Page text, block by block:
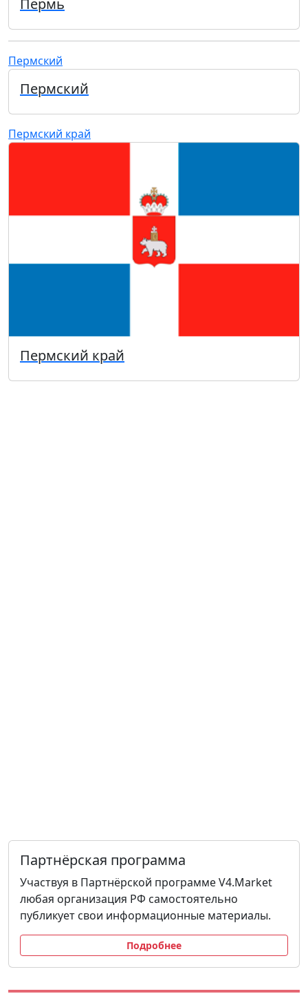
Пермский
Пермский
Пермский край
Пермский край
Партнёрская программа
Участвуя в Партнёрской программе V4.Market
любая организация РФ самостоятельно
публикует свои информационные материалы.
Подробнее